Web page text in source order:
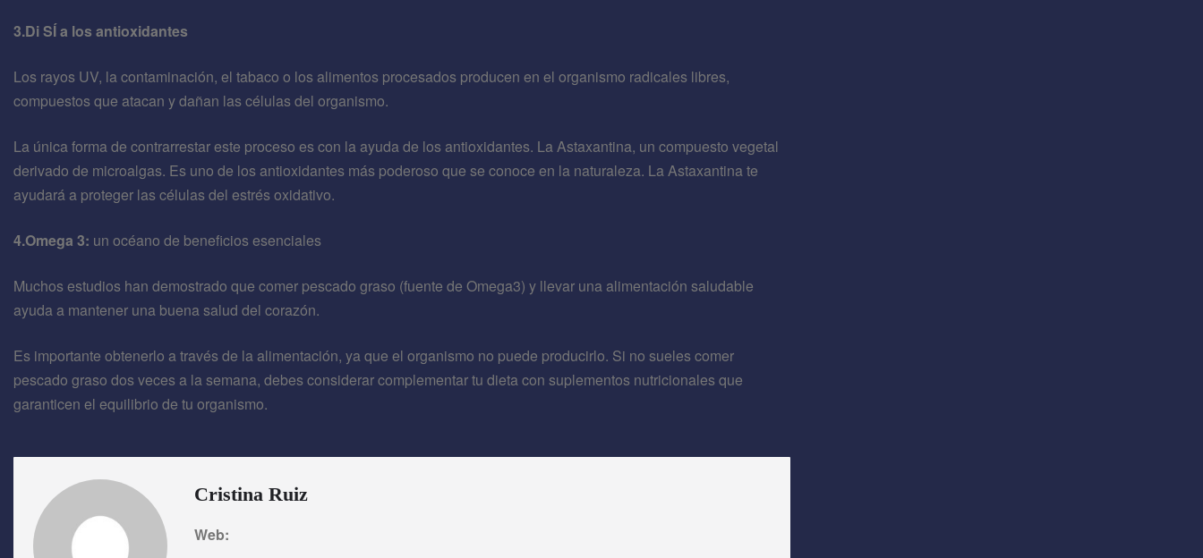
3.Di SÍ a los antioxidantes
Los rayos UV, la contaminación, el tabaco o los alimentos procesados producen en el organismo radicales libres,
compuestos que atacan y dañan las células del organismo.
La única forma de contrarrestar este proceso es con la ayuda de los antioxidantes. La Astaxantina, un compuesto vegetal
derivado de microalgas. Es uno de los antioxidantes más poderoso que se conoce en la naturaleza. La Astaxantina te
ayudará a proteger las células del estrés oxidativo.
4.Omega 3: un océano de beneficios esenciales
Muchos estudios han demostrado que comer pescado graso (fuente de Omega3) y llevar una alimentación saludable
ayuda a mantener una buena salud del corazón.
Es importante obtenerlo a través de la alimentación, ya que el organismo no puede producirlo. Si no sueles comer
pescado graso dos veces a la semana, debes considerar complementar tu dieta con suplementos nutricionales que
garanticen el equilibrio de tu organismo.
Cristina Ruiz
Web: